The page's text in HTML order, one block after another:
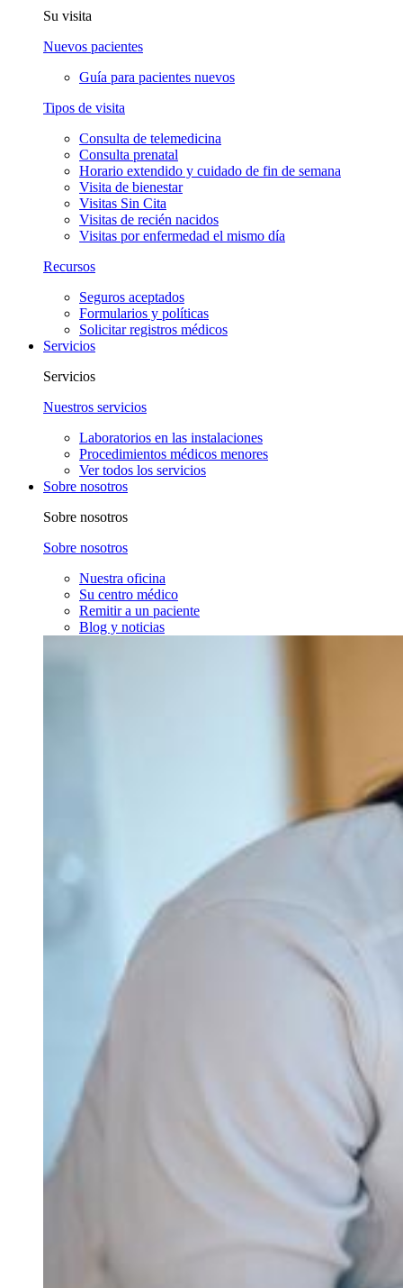
Su visita
Nuevos pacientes
Guía para pacientes nuevos
Tipos de visita
Consulta de telemedicina
Consulta prenatal
Horario extendido y cuidado de fin de semana
Visita de bienestar
Visitas Sin Cita
Visitas de recién nacidos
Visitas por enfermedad el mismo día
Recursos
Seguros aceptados
Formularios y políticas
Solicitar registros médicos
Servicios
Servicios
Nuestros servicios
Laboratorios en las instalaciones
Procedimientos médicos menores
Ver todos los servicios
Sobre nosotros
Sobre nosotros
Sobre nosotros
Nuestra oficina
Su centro médico
Remitir a un paciente
Blog y noticias